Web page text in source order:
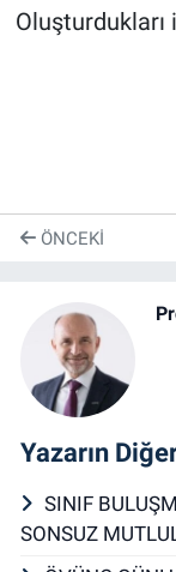
ÖNCEKI
Yazarın
SINIF
SONSUZ